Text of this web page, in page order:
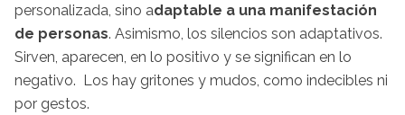
personalizada, sino adaptable a una manifestación
de personas. Asimismo, los silencios son adaptativos.
Sirven, aparecen, en lo positivo y se significan en lo
negativo. Los hay gritones y mudos, como indecibles ni
por gestos.